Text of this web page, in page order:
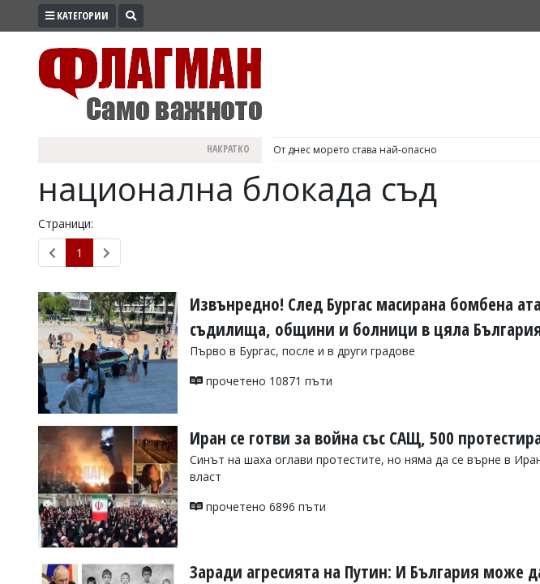
ПРОМО
ЗДРАВЕ
ПОЛИТИКА
ОБЩИНИ
ОБЩЕСТВО
ЛАЙФСТАЙЛ
ВОЙНАТА
УКРАЙНА
РАЗСЛЕДВАНЕ
БИЗНЕС
Управители:
Веселин
Василев,
v.vasilev@flagman.bg
КАТЕГОРИИ
НАКРАТКО България е №1 в ЕС по пушене на цигари
национална блокада съд
Страници:
1
Извънредно! След Бургас масирана бомбена
съдилища, общини и болници в цяла
Първо в Бургас, после и в други градове
прочетено 10871 пъти
Иран се готви за война със САЩ, 500
Синът на шаха оглави протестите, но няма да се върне в
власт
прочетено 6896 пъти
Заради агресията на Путин: И България може